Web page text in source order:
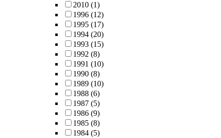
2010 (1)
1996 (12)
1995 (17)
1994 (20)
1993 (15)
1992 (8)
1991 (10)
1990 (8)
1989 (10)
1988 (6)
1987 (5)
1986 (9)
1985 (8)
1984 (5)